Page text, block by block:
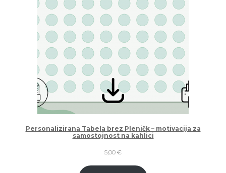
Personalizirana Tabela brez Pleničk – motivacija za
samostojnost na kahlici
5,00 €